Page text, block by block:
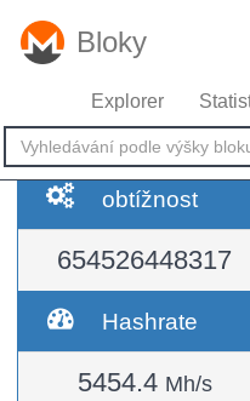
Bloky
Explorer
obtížnost
654526448317
Hashrate
5454.4 Mh/s